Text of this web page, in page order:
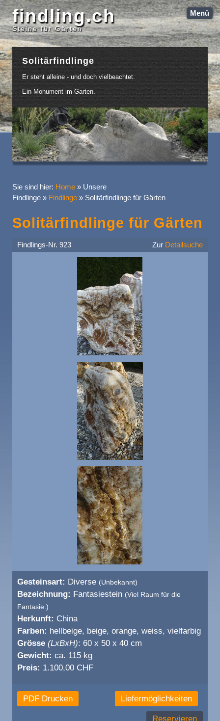
findling.ch
Steine für Gärten
Menü
Solitärfindlinge
Er steht alleine - und doch vielbeachtet.
Ein Monument im Garten.
Sie sind hier: Home » Unsere
Findlinge » Findlinge » Solitärfindlinge für Gärten
Solitärfindlinge für Gärten
Findlings-Nr. 923 Zur Detailsuche
Gesteinsart: Diverse (Unbekannt)
Bezeichnung: Fantasiestein (Viel Raum für die
Fantasie.)
Herkunft: China
Farben: hellbeige, beige, orange, weiss, vielfarbig
Grösse (LxBxH): 60 x 50 x 40 cm
Gewicht: ca. 115 kg
Preis: 1.100,00 CHF
PDF Drucken Liefermöglichkeiten
Reservieren